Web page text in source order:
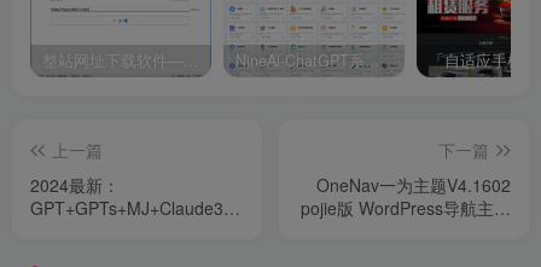
整站网址下载软件——XFT下载软件 NineAi-ChatGPT系统全开源源码及基本搭建教程
上一篇
2024最新：
GPT+GPTs+MJ+Claude3程
下一篇
OneNav一为主题V4.1602
pojie版 WordPress导航主题